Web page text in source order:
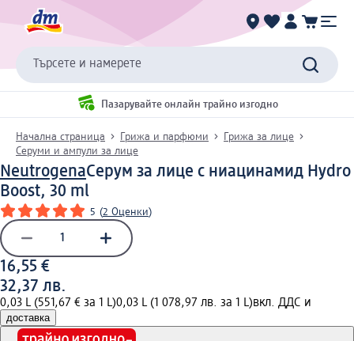
Търсете и намерете
Пазарувайте онлайн трайно изгодно
Начална страница Грижа и парфюми
Грижа за лице
Серуми и ампули за лице
NeutrogenaСерум за лице с ниацинамид Hydro
Boost, 30 ml
5 (2 Оценки)
16,55 €
32,37 лв.
0,03 L (551,67 € за 1 L)0,03 L (1 078,97 лв. за 1 L)вкл. ДДС и
доставка